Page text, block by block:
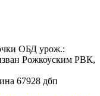
ОБД урож.:
Рожкоуским РВК,
67928 дбп